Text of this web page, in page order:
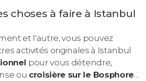
choses à faire à Istanbul
et l'autre, vous pouvez
activités originales à Istanbul
pour vous détendre,
ou croisière sur le Bosphore…